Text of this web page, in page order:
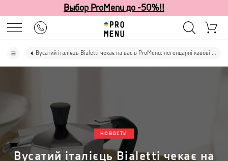
Выбор ProMenu до -50%!!
Вусатий італієць Bialetti чекає на вас в ProMenu: легендарні кавові новинки уже в продажу
НОВОСТИ
Вусатий італієць Bialetti чекає на